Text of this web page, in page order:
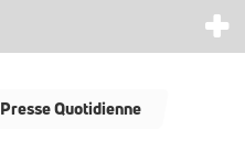
Presse Quotidienne